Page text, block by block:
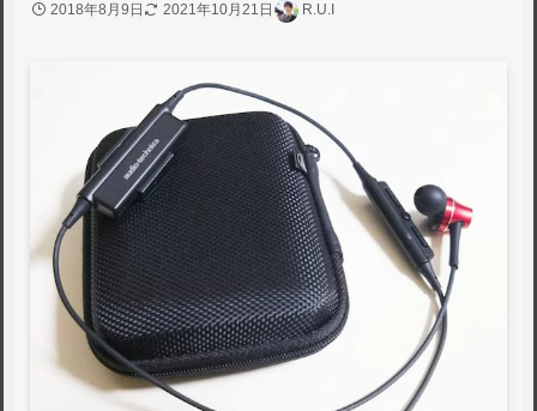
2018年8月9日 2021年10月21日 R.U.I